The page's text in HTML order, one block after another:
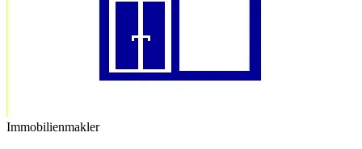
Immobilienmakler